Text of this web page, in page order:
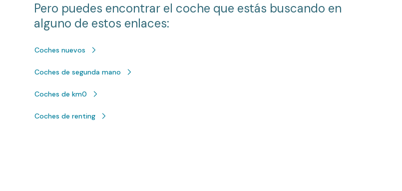
Pero puedes encontrar el coche que estás buscando en
alguno de estos enlaces:
Coches nuevos
Coches de segunda mano
Coches de km0
Coches de renting